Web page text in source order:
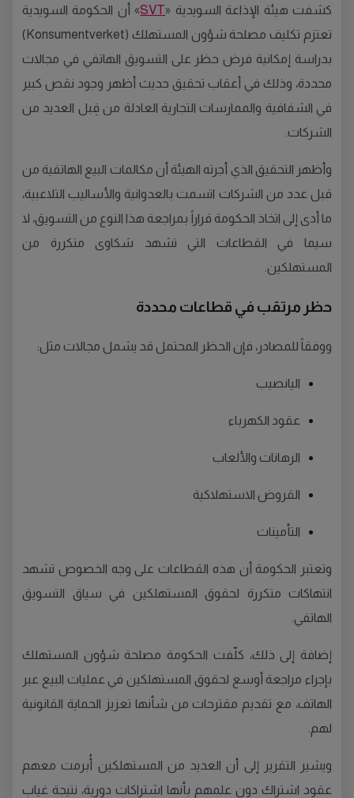
كشفت هيئة الإذاعة السويدية «SVT» أن الحكومة السويدية
تعتزم تكليف مصلحة شؤون المستهلك (Konsumentverket)
بدراسة إمكانية فرض حظر على التسويق الهاتفي في مجالات
محددة، وذلك في أعقاب تحقيق حديث أظهر وجود نقص كبير
في الشفافية والممارسات التجارية العادلة من قِبل العديد من
الشركات.
وأظهر التحقيق الذي أجرته الهيئة أن مكالمات البيع الهاتفية من
قبل عدد من الشركات اتسمت بالعدوانية والأساليب التلاعبية،
ما أدى إلى اتخاذ الحكومة قراراً بمراجعة هذا النوع من التسويق، لا
سيما في القطاعات التي تشهد شكاوى متكررة من
المستهلكين.
حظر مرتقب في قطاعات محددة
ووفقاً للمصادر، فإن الحظر المحتمل قد يشمل مجالات مثل:
اليانصيب
عقود الكهرباء
الرهانات والألعاب
القروض الاستهلاكية
التأمينات
وتعتبر الحكومة أن هذه القطاعات على وجه الخصوص تشهد
انتهاكات متكررة لحقوق المستهلكين في سياق التسويق
الهاتفي.
إضافة إلى ذلك، كلّفت الحكومة مصلحة شؤون المستهلك
بإجراء مراجعة أوسع لحقوق المستهلكين في عمليات البيع عبر
الهاتف، مع تقديم مقترحات من شأنها تعزيز الحماية القانونية
لهم.
ويشير التقرير إلى أن العديد من المستهلكين أُبرمت معهم
عقود اشتراك دون علمهم بأنها اشتراكات دورية، نتيجة غياب